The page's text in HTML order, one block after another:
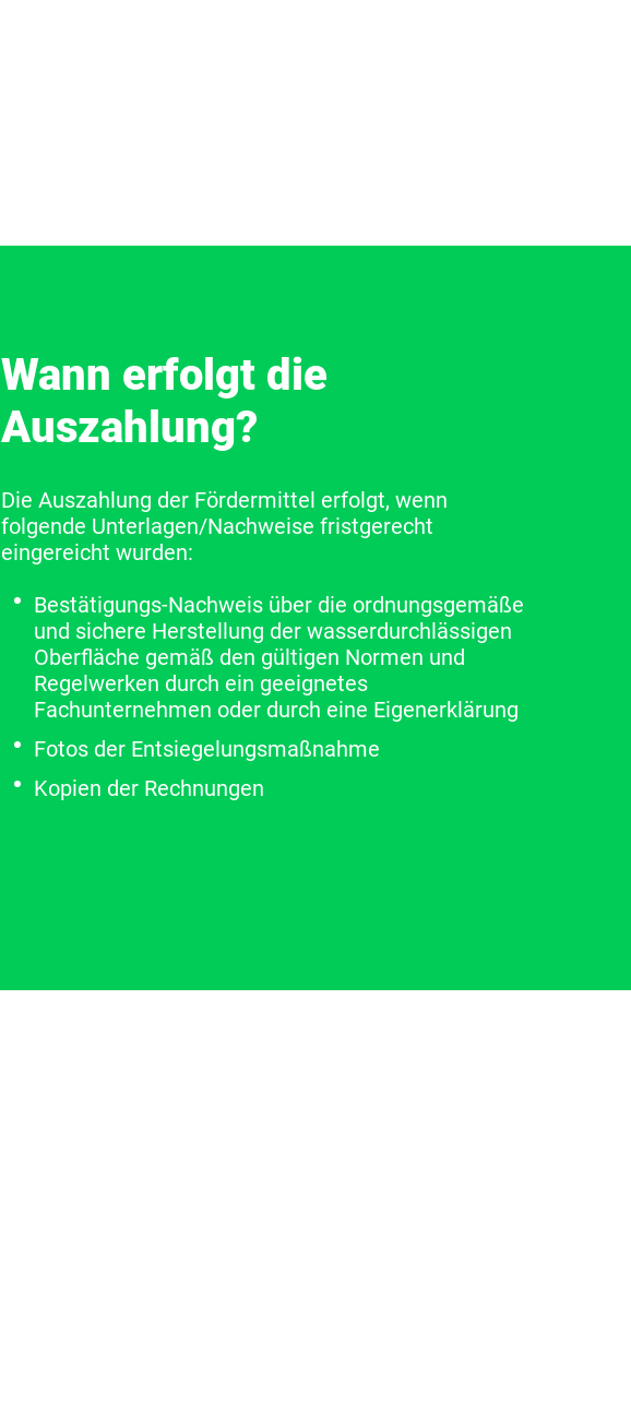
Wann erfolgt die
Auszahlung?
Die Auszahlung der Fördermittel erfolgt, wenn
folgende Unterlagen/Nachweise fristgerecht
eingereicht wurden:
Bestätigungs-Nachweis über die ordnungsgemäße
und sichere Herstellung der wasserdurchlässigen
Oberfläche gemäß den gültigen Normen und
Regelwerken durch ein geeignetes
Fachunternehmen oder durch eine Eigenerklärung
Fotos der Entsiegelungsmaßnahme
Kopien der Rechnungen